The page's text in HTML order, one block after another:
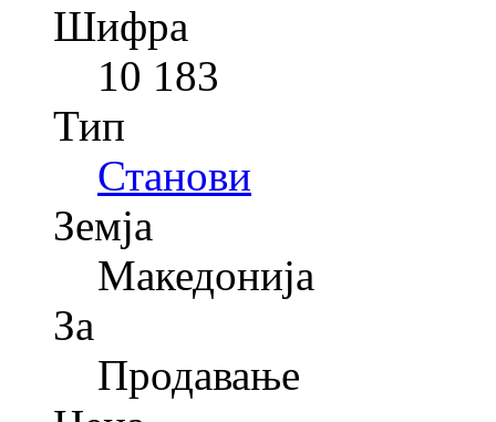
Шифра
10 183
Тип
Станови
Земја
Македонија
За
Продавање